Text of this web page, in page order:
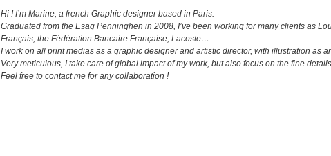
Hi ! I’m Marine, a french Graphic designer based in Paris.
Graduated from the Esag Penninghen in 2008, I’ve been working for many clients as
Français, the Fédération Bancaire Française, Lacoste…
I work on all print medias as a graphic designer and artistic director, with illustration as
Very meticulous, I take care of global impact of my work, but also focus on the fine
Feel free to contact me for any collaboration !